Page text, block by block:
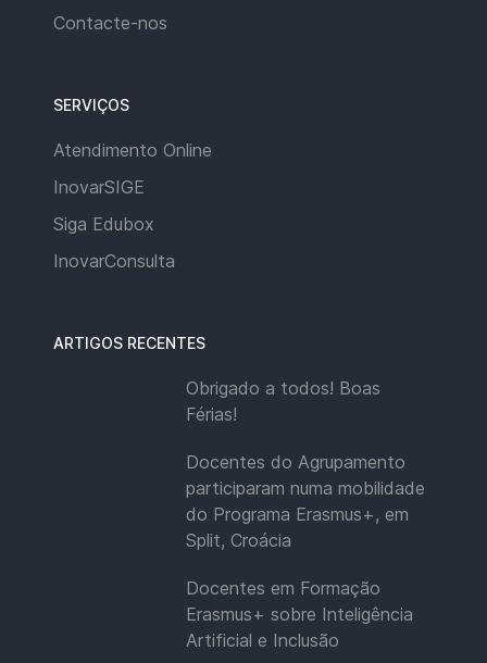
Contacte-nos
SERVIÇOS
Atendimento Online
InovarSIGE
Siga Edubox
InovarConsulta
ARTIGOS RECENTES
Obrigado a todos! Boas
Férias!
Docentes do Agrupamento
participaram numa mobilidade
do Programa Erasmus+, em
Split, Croácia
Docentes em Formação
Erasmus+ sobre Inteligência
Artificial e Inclusão